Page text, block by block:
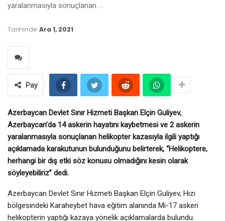
yaralanmasıyla sonuçlanan …
Tarihinde Ara 1, 2021
Pay
Azerbaycan Devlet Sınır Hizmeti Başkan Elçin Guliyev,
Azerbaycan’da 14 askerin hayatını kaybetmesi ve 2 askerin
yaralanmasıyla sonuçlanan helikopter kazasıyla ilgili yaptığı
açıklamada karakutunun bulunduğunu belirterek, “Helikoptere,
herhangi bir dış etki söz konusu olmadığını kesin olarak
söyleyebiliriz” dedi.
Azerbaycan Devlet Sınır Hizmeti Başkan Elçin Guliyev, Hızı
bölgesindeki Karaheybet hava eğitim alanında Mi-17 askeri
helikopterin yaptığı kazaya yönelik açıklamalarda bulundu.